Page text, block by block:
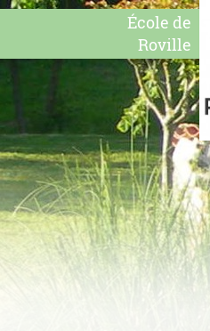
École de
Roville